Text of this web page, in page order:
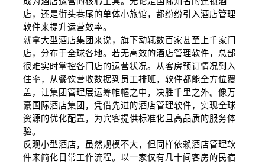
店，还是街头巷尾的单体小旅馆，都纷纷引入酒店管理
软件来提升运营效率。
就拿大型酒店集团来说，旗下动辄数百家甚至上千家门
店，分布于全球各地。若无高效的酒店管理软件，总部
很难实时掌控各门店的运营状况。从客房预订情况到入
住率，从餐饮营收数据到员工排班，软件都能全方位覆
盖，让集团管理层运筹帷幄之中，决胜千里之外。像万
豪国际酒店集团，凭借先进的酒店管理软件，实现全球
资源的优化配置，为宾客提供标准化且高品质的服务体
验。
反观小型酒店，虽然规模不大，但同样依赖酒店管理软
件来简化日常工作流程。以一家仅有几十间客房的民宿